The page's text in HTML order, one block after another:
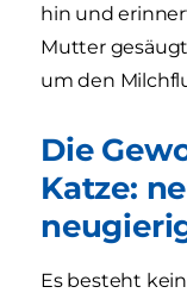
hin und
Mutter
um den
Die
Katze:
Es besteht